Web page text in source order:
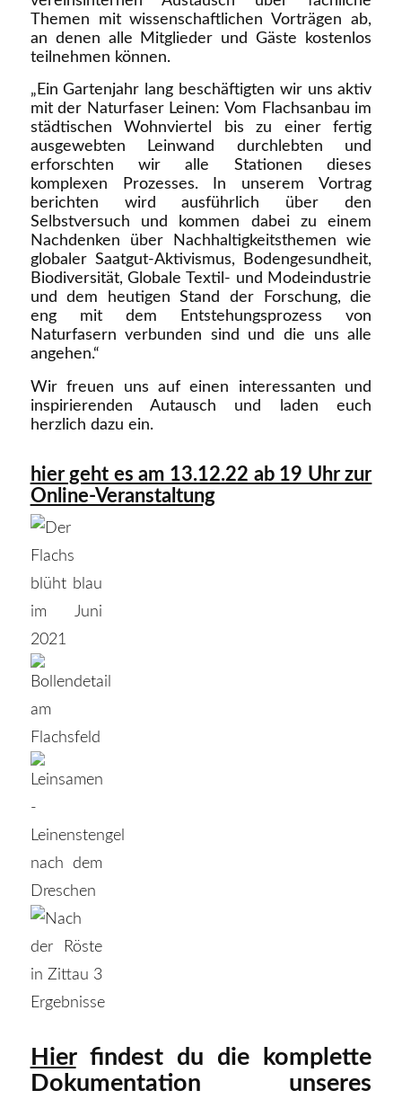
Themen mit wissenschaftlichen Vorträgen ab,
an denen alle Mitglieder und Gäste kostenlos
teilnehmen können.
„Ein Gartenjahr lang beschäftigten wir uns aktiv
mit der Naturfaser Leinen: Vom Flachsanbau im
städtischen Wohnviertel bis zu einer fertig
ausgewebten Leinwand durchlebten und
erforschten wir alle Stationen dieses
komplexen Prozesses. In unserem Vortrag
berichten wird ausführlich über den
Selbstversuch und kommen dabei zu einem
Nachdenken über Nachhaltigkeitsthemen wie
globaler Saatgut-Aktivismus, Bodengesundheit,
Biodiversität, Globale Textil- und Modeindustrie
und dem heutigen Stand der Forschung, die
eng mit dem Entstehungsprozess von
Naturfasern verbunden sind und die uns alle
angehen.“
Wir freuen uns auf einen interessanten und
inspirierenden Autausch und laden euch
herzlich dazu ein.
hier geht es am 13.12.22 ab 19 Uhr zur
Online-Veranstaltung
Hierfindest du die komplette
Dokumentation unseres